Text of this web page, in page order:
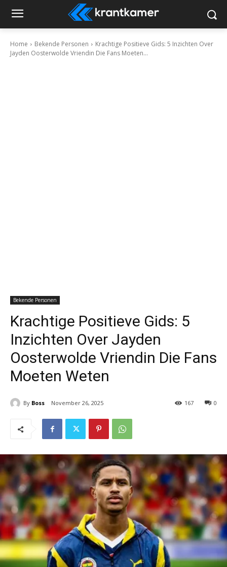
Home Bekende Personen
Krachtige Positieve Gids: 5 Inzichten Over
Jayden Oosterwolde Vriendin Die Fans Moeten...
Bekende Personen
Krachtige Positieve Gids: 5
Inzichten Over Jayden
Oosterwolde Vriendin Die Fans
Moeten Weten
By Boss November 26, 2025 0
167